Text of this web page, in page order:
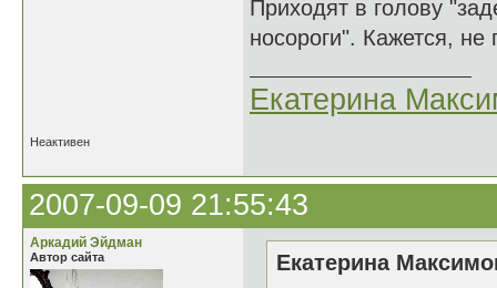
Приходят в голову
носороги". Кажется, не
Екатерина
Неактивен
2007-09-09 21:55:43
Аркадий Эйдман
Автор сайта
Екатерина